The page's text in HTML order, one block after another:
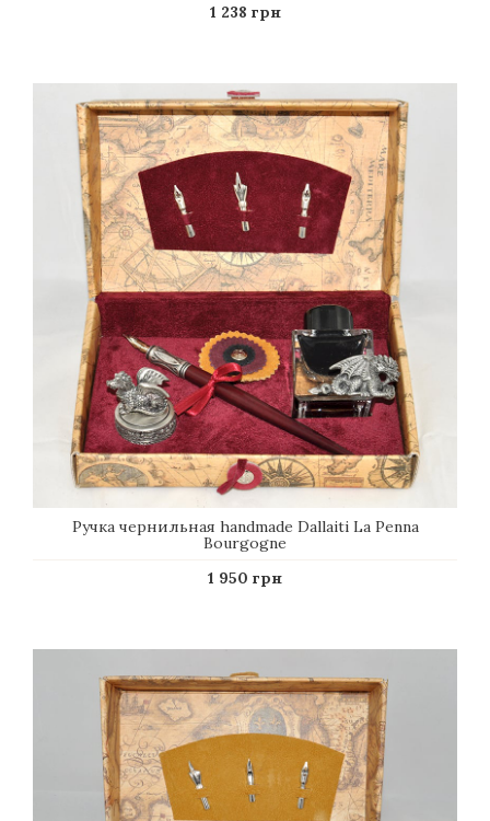
1 238 грн
Ручка чернильная handmade Dallaiti La Penna
Bourgogne
1 950 грн